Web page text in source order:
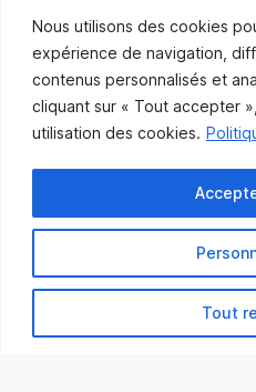
Nous utilisons des cookies
expérience de navigation,
contenus personnalisés et
cliquant sur « Tout accepter
utilisation des cookies.
Tout
418 986-3100
Composez le 1 en tout temps
Abonnez-vous
Abonnez-vous pour
de la Municipalité par